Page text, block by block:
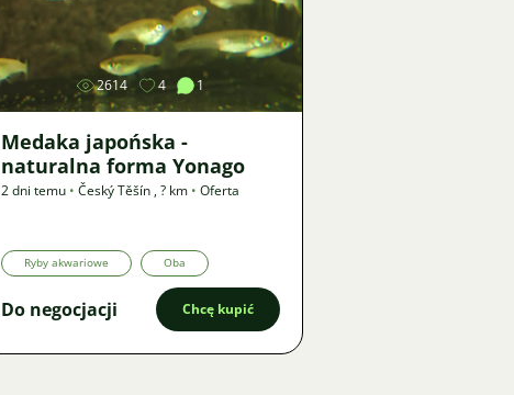
Zdjęcie
2614 4 1
Medaka japońska -
naturalna forma Yonago
2 dni temu • Český Těšín ,? km • Oferta
Ryby akwariowe Oba
Do negocjacji Chcę kupić